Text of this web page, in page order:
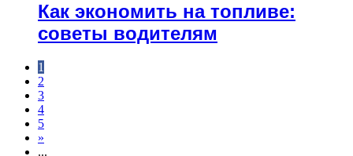
Как экономить на топливе:
советы водителям
1
2
3
4
5
»
...